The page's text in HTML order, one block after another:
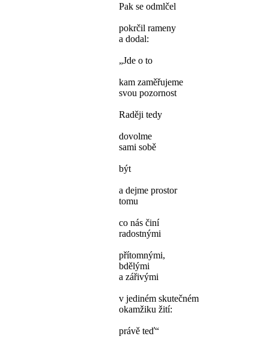
Pak se odmlčel
pokrčil rameny
a dodal:
„Jde o to
kam zaměřujeme
svou pozornost
Raději tedy
dovolme
sami sobě
být
a dejme prostor
tomu
co nás činí
radostnými
přítomnými,
bdělými
a zářivými
v jediném skutečném
okamžiku žití:
právě teď“